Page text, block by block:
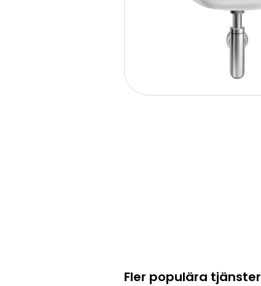
Fler populära tjänster